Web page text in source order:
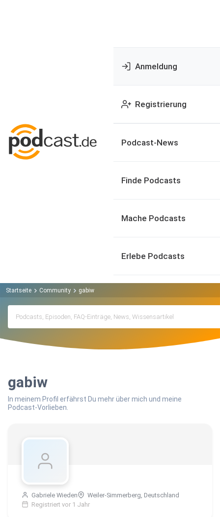
Anmeldung
Registrierung
Podcast-News
Finde Podcasts
Mache Podcasts
Erlebe Podcasts
Startseite Community gabiw
gabiw
In meinem Profil erfährst Du mehr über mich und meine
Podcast-Vorlieben.
Gabriele Wieden
Weiler-Simmerberg, Deutschland
Registriert vor 1 Jahr